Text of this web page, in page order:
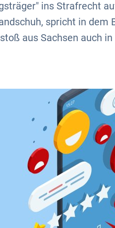
ins Strafrecht
spricht in dem
aus Sachsen auch